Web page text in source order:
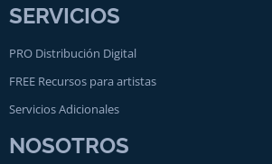
SERVICIOS
PRO Distribución Digital
FREE Recursos para artistas
Servicios Adicionales
NOSOTROS